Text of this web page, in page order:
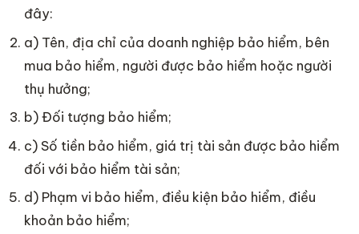
đây:
a) Tên, địa chỉ của doanh nghiệp bảo hiểm, bên
mua bảo hiểm, người được bảo hiểm hoặc người
thụ hưởng;
b) Đối tượng bảo hiểm;
c) Số tiền bảo hiểm, giá trị tài sản được bảo hiểm
đối với bảo hiểm tài sản;
d) Phạm vi bảo hiểm, điều kiện bảo hiểm, điều
khoản bảo hiểm;